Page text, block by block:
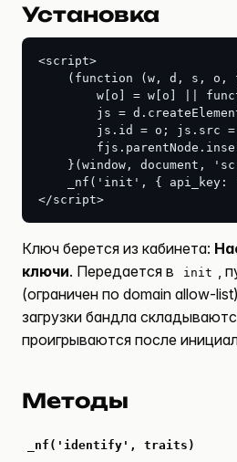
Установка
<script>
(function (w, d, s, o,
w[o] = w[o] ||
js =
js.id = o; js.src
}(window, document,
_nf('init', { api_key:
</script>
Ключ берется из кабинета:
ключи. Передается в init ,
(ограничен по domain allow-
загрузки бандла
проигрываются после
Методы
_nf('identify', traits)